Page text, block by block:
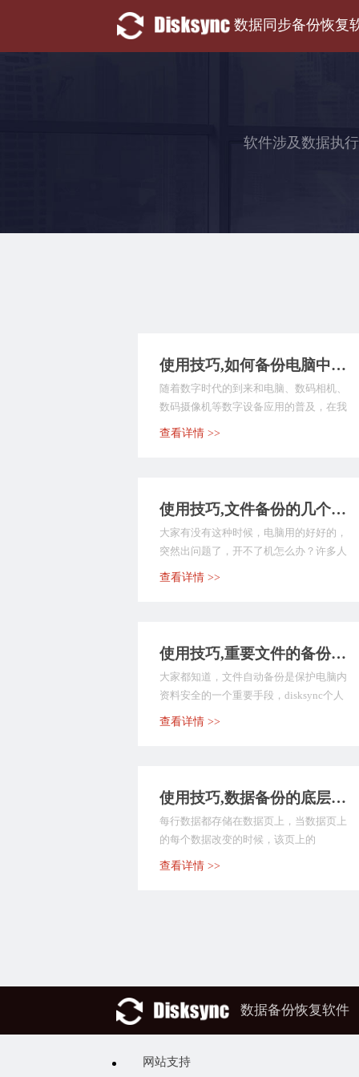
数据同步备份恢复
软件涉及数据执
使用技巧,如何备份电脑中的照片等重要文件？disksync
随着数字时代的到来和电脑、数码相机、
数码摄像机等数字设备应用的普及，在我
们每个人的电脑中都...
查看详情 >>
使用技巧,文件备份的几个小技巧
大家有没有这种时候，电脑用的好好的，
突然出问题了，开不了机怎么办？许多人
会选择重装系统，但...
查看详情 >>
使用技巧,重要文件的备份，其实你可以尝试自动备份
大家都知道，文件自动备份是保护电脑内
资料安全的一个重要手段，disksync个人
文件同步备...
查看详情 >>
使用技巧,数据备份的底层原理
每行数据都存储在数据页上，当数据页上
的每个数据改变的时候，该页上的
timestamp（时间...
查看详情 >>
数据备份恢复软件
网站支持